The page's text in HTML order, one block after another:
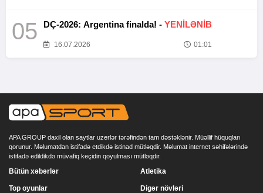
05 DÇ-2026: Argentina finalda! - YENİLƏNİB
16.07.2026 01:01
APA GROUP daxil olan saytlar uzerlər tərəfindən tam dəstəklənir. Müəllif hüquqları
qorunur. Məlumatdan istifadə etdikdə istinad mütləqdir. Məlumat internet səhifələrində
istifadə edildikdə müvafiq keçidin qoyulması mütləqdir.
Bütün xəbərlər
Top oyunlar
Atletika
Digər növləri